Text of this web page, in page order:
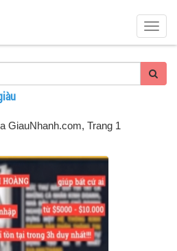
GiauNhanh.com, Trang 1